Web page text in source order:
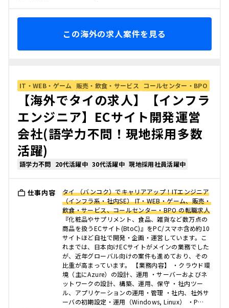
この海外の求人案件を見る
IT・WEB・ゲーム 販売・飲食・サービス コールセンター・BPO
【海外でタイの求人】【インフラ
エンジニア】ECサイト開発運営
会社(語学力不問！現地採用多数
活躍)
語学力不問 20代活躍中 30代活躍中 現地採用社員活躍中
仕事内容
タイ （バンコク）でキャリアアップ！ITエンジニア
（インフラ系・社内SE） IT・WEB・ゲーム、販売・
飲食・サービス、コールセンター・BPO の転職求人
『化粧品やサプリメント、食品、雑貨など数万点の
商品を扱うECサイト(BtoC)』をPC/スマホ含め約10
サイトほど自社で開発・企画・運営しています。こ
れまでは、日本向けECサイトがメインの業務でした
が、近年グローバル向けの案件も進めており、その
比重が高まっています。 【業務内容】 ・クラウド環
境（主にAzure）の設計、運用 ・サーバーおよびネ
ットワークの設計、構築、運用、保守 ・社内ツー
ル、アプリケーションの運用・管理 ・社内、社外サ
ーバの初期設定・運用（Windows, Linux） ・P…